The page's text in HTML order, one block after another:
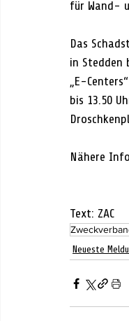
für Wand-
Das
in Stedden
„E-
bis 13.50
Nähere
Text: ZAC
Neueste